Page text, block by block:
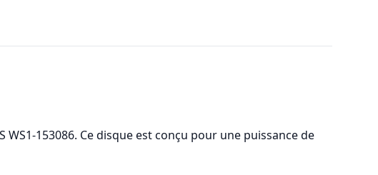
153086. Ce disque est conçu pour une puissance de